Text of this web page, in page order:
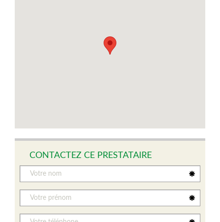
CONTACTEZ CE PRESTATAIRE